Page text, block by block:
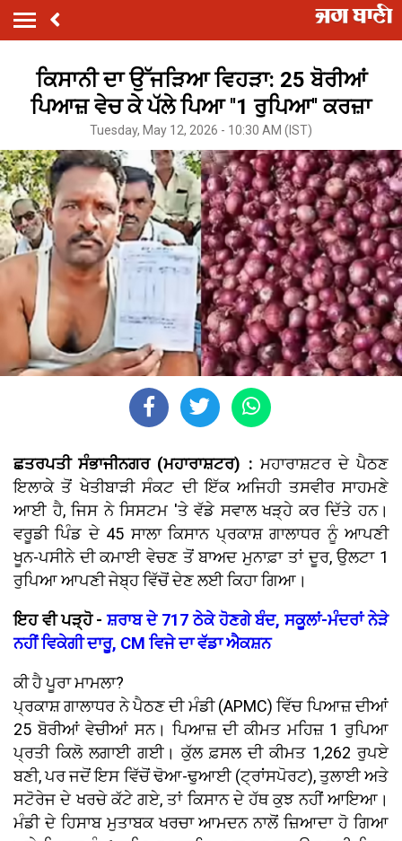
ਕਿਸਾਨੀ ਦਾ ਉੱਜੜਿਆ ਵਿਹੜਾ: 25 ਬੋਰੀਆਂ
ਪਿਆਜ਼ ਵੇਚ ਕੇ ਪੱਲੇ ਪਿਆ ''1 ਰੁਪਿਆ'' ਕਰਜ਼ਾ
Tuesday, May 12, 2026 - 10:30 AM (IST)
ਛਤਰਪਤੀ ਸੰਭਾਜੀਨਗਰ (ਮਹਾਰਾਸ਼ਟਰ) : ਮਹਾਰਾਸ਼ਟਰ ਦੇ ਪੈਠਣ
ਇਲਾਕੇ ਤੋਂ ਖੇਤੀਬਾੜੀ ਸੰਕਟ ਦੀ ਇੱਕ ਅਜਿਹੀ ਤਸਵੀਰ ਸਾਹਮਣੇ
ਆਈ ਹੈ, ਜਿਸ ਨੇ ਸਿਸਟਮ 'ਤੇ ਵੱਡੇ ਸਵਾਲ ਖੜ੍ਹੇ ਕਰ ਦਿੱਤੇ ਹਨ।
ਵਰੂਡੀ ਪਿੰਡ ਦੇ 45 ਸਾਲਾ ਕਿਸਾਨ ਪ੍ਰਕਾਸ਼ ਗਾਲਾਧਰ ਨੂੰ ਆਪਣੀ
ਖੂਨ-ਪਸੀਨੇ ਦੀ ਕਮਾਈ ਵੇਚਣ ਤੋਂ ਬਾਅਦ ਮੁਨਾਫ਼ਾ ਤਾਂ ਦੂਰ, ਉਲਟਾ 1
ਰੁਪਿਆ ਆਪਣੀ ਜੇਬ੍ਹ ਵਿੱਚੋਂ ਦੇਣ ਲਈ ਕਿਹਾ ਗਿਆ।
ਇਹ ਵੀ ਪੜ੍ਹੋ -ਸ਼ਰਾਬ ਦੇ 717 ਠੇਕੇ ਹੋਣਗੇ ਬੰਦ, ਸਕੂਲਾਂ-ਮੰਦਰਾਂ ਨੇੜੇ
ਨਹੀਂ ਵਿਕੇਗੀ ਦਾਰੂ, CM ਵਿਜੇ ਦਾ ਵੱਡਾ ਐਕਸ਼ਨ
ਕੀ ਹੈ ਪੂਰਾ ਮਾਮਲਾ?
ਪ੍ਰਕਾਸ਼ ਗਾਲਾਧਰ ਨੇ ਪੈਠਣ ਦੀ ਮੰਡੀ (APMC) ਵਿੱਚ ਪਿਆਜ਼ ਦੀਆਂ
25 ਬੋਰੀਆਂ ਵੇਚੀਆਂ ਸਨ। ਪਿਆਜ਼ ਦੀ ਕੀਮਤ ਮਹਿਜ਼ 1 ਰੁਪਿਆ
ਪ੍ਰਤੀ ਕਿਲੋ ਲਗਾਈ ਗਈ। ਕੁੱਲ ਫ਼ਸਲ ਦੀ ਕੀਮਤ 1,262 ਰੁਪਏ
ਬਣੀ, ਪਰ ਜਦੋਂ ਇਸ ਵਿੱਚੋਂ ਢੋਆ-ਢੁਆਈ (ਟ੍ਰਾਂਸਪੋਰਟ), ਤੁਲਾਈ ਅਤੇ
ਸਟੋਰੇਜ ਦੇ ਖਰਚੇ ਕੱਟੇ ਗਏ, ਤਾਂ ਕਿਸਾਨ ਦੇ ਹੱਥ ਕੁਝ ਨਹੀਂ ਆਇਆ।
ਮੰਡੀ ਦੇ ਹਿਸਾਬ ਮੁਤਾਬਕ ਖਰਚਾ ਆਮਦਨ ਨਾਲੋਂ ਜ਼ਿਆਦਾ ਹੋ ਗਿਆ